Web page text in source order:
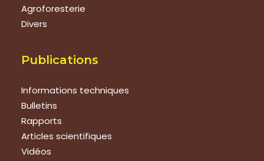
Agroforesterie
Divers
Publications
Informations techniques
Bulletins
Rapports
Articles scientifiques
Vidéos